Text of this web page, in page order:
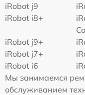
iRobot j9
iRobot i8+
iRobot j9+
iRobot j7+
iRobot i6
Мы занимаемся
обслуживанием